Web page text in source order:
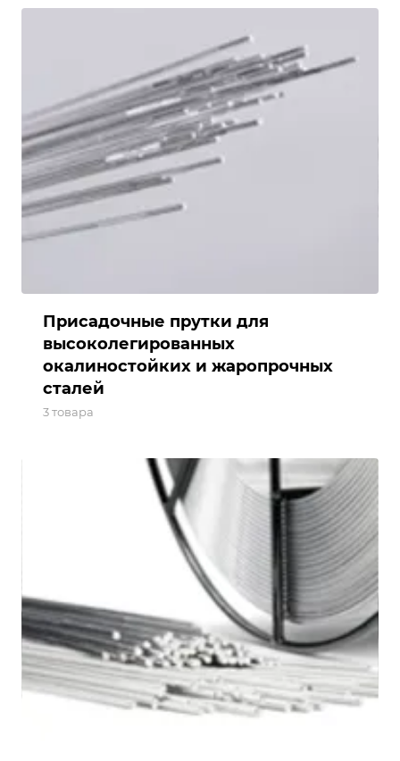
Присадочные прутки для
высоколегированных
окалиностойких и жаропрочных
сталей
3 товара